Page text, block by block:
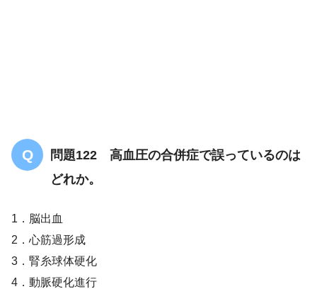
問題122 高血圧の合併症で誤っているのは
どれか。
1．脳出血
2．心筋過形成
3．腎糸球体硬化
4．動脈硬化進行